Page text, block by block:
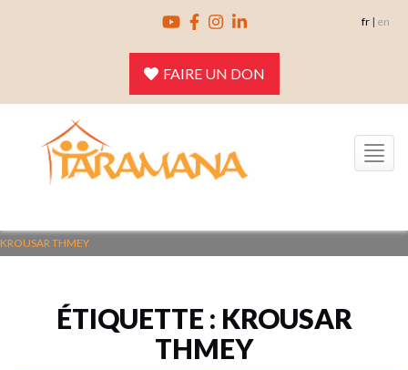
FAIRE UN DON
fr | en
Toggle
navigation
KROUSAR THMEY
ÉTIQUETTE : KROUSAR
THMEY